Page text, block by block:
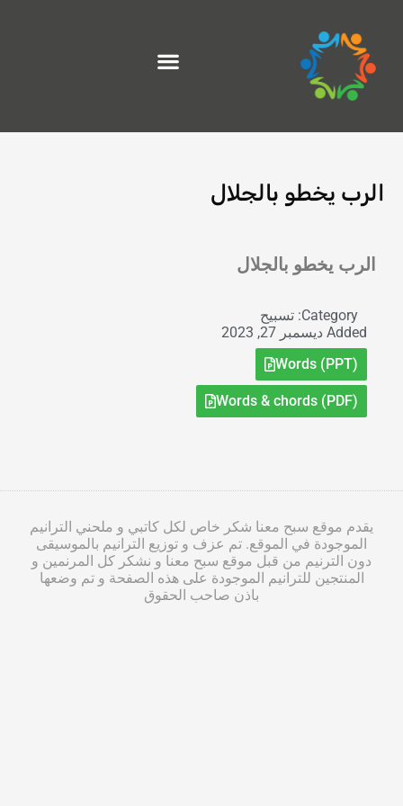
المحتوى
الرب يخطو بالجلال
الرب يخطو بالجلال
Category: تسبيح
Added ديسمبر 27, 2023
Words (PPT)
Words & chords (PDF)
يقدم موقع سبح معنا شكر خاص لكل كاتبي و ملحني الترانيم
الموجودة في الموقع. تم عزف و توزيع الترانيم بالموسيقى
دون الترنيم من قبل موقع سبح معنا و نشكر كل المرنمين و
المنتجين للترانيم الموجودة على هذه الصفحة و تم وضعها
باذن صاحب الحقوق